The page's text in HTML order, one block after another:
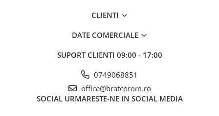
CLIENTI
DATE COMERCIALE
SUPORT CLIENTI 09:00 - 17:00
0749068851
office@bratcorom.ro
SOCIAL URMARESTE-NE IN SOCIAL MEDIA